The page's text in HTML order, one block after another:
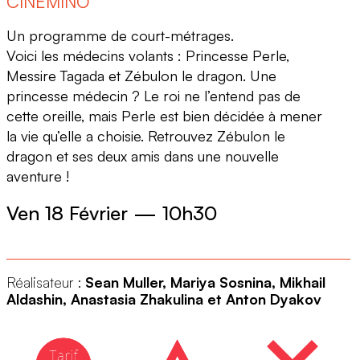
Un programme de court-métrages.
Voici les médecins volants : Princesse Perle,
Messire Tagada et Zébulon le dragon. Une
princesse médecin ? Le roi ne l’entend pas de
cette oreille, mais Perle est bien décidée à mener
la vie qu’elle a choisie. Retrouvez Zébulon le
dragon et ses deux amis dans une nouvelle
aventure !
Ven 18 Février — 10h30
Réalisateur : Sean Muller, Mariya Sosnina, Mikhail
Aldashin, Anastasia Zhakulina et Anton Dyakov